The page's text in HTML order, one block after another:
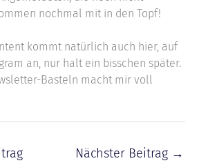
nochmal mit in den Topf!
kommt natürlich auch hier, auf
an, nur halt ein bisschen später.
Basteln macht mir voll
Nächster Beitrag →